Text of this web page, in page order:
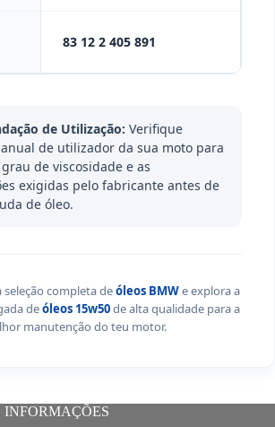
83 12 2 405 891
de Utilização: Verifique
de utilizador da sua moto para
de viscosidade e as
exigidas pelo fabricante antes de
de óleo.
seleção completa deóleos BMWe explora a
deóleos 15w50de alta qualidade para a
manutenção do teu motor.
INFORMAÇÕES